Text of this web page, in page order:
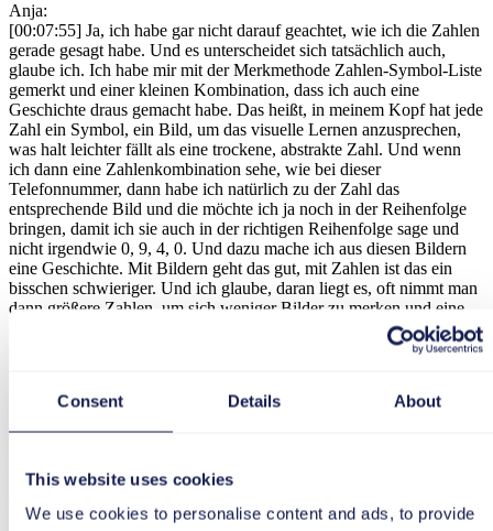
Consent Details About
This website uses cookies
We use cookies to personalise content and ads, to provide
Anja:
[00:07:55] Ja, ich habe gar nicht darauf geachtet, wie ich die Zahlen
gerade gesagt habe. Und es unterscheidet sich tatsächlich auch,
glaube ich. Ich habe mir mit der Merkmethode Zahlen-Symbol-Liste
gemerkt und einer kleinen Kombination, dass ich auch eine
Geschichte draus gemacht habe. Das heißt, in meinem Kopf hat jede
Zahl ein Symbol, ein Bild, um das visuelle Lernen anzusprechen,
was halt leichter fällt als eine trockene, abstrakte Zahl. Und wenn
ich dann eine Zahlenkombination sehe, wie bei dieser
Telefonnummer, dann habe ich natürlich zu der Zahl das
entsprechende Bild und die möchte ich ja noch in der Reihenfolge
bringen, damit ich sie auch in der richtigen Reihenfolge sage und
nicht irgendwie 0, 9, 4, 0. Und dazu mache ich aus diesen Bildern
eine Geschichte. Mit Bildern geht das gut, mit Zahlen ist das ein
bisschen schwieriger. Und ich glaube, daran liegt es, oft nimmt man
dann größere Zahlen, um sich weniger Bilder zu merken und eine
kürzere Geschichte zu haben. Und manchmal nehme ich aber doch
auch die einzelne Zahl. Ich habe zum Beispiel auch gerade das Bild
Susanne:
[00:09:00] Kannst du das mal so beispielhaft sagen? Was ist denn